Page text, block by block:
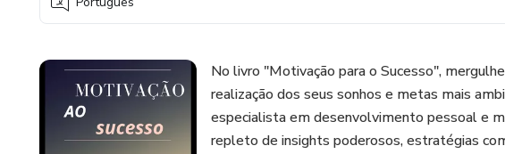
No livro "Motivação para o Sucesso",
realização dos seus sonhos e metas mais
especialista em desenvolvimento pessoal e
repleto de insights poderosos, estratégias